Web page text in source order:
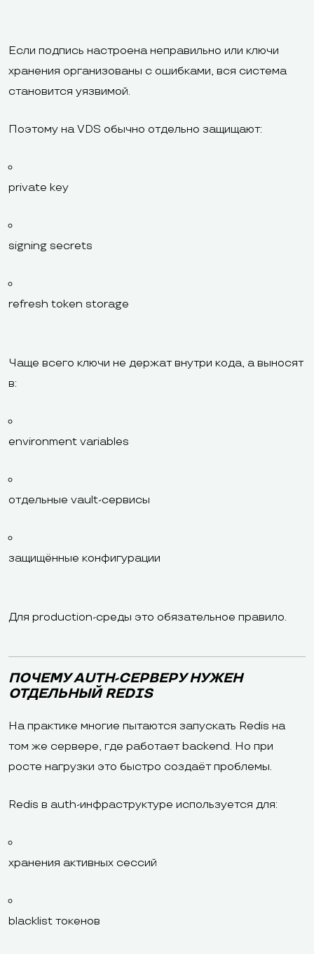
Если подпись настроена неправильно или ключи
хранения организованы с ошибками, вся система
становится уязвимой.
Поэтому на VDS обычно отдельно защищают:
private key
signing secrets
refresh token storage
Чаще всего ключи не держат внутри кода, а выносят
в:
environment variables
отдельные vault-сервисы
защищённые конфигурации
Для production-среды это обязательное правило.
ПОЧЕМУ AUTH-СЕРВЕРУ НУЖЕН
ОТДЕЛЬНЫЙ REDIS
На практике многие пытаются запускать Redis на
том же сервере, где работает backend. Но при
росте нагрузки это быстро создаёт проблемы.
Redis в auth-инфраструктуре используется для:
хранения активных сессий
blacklist токенов